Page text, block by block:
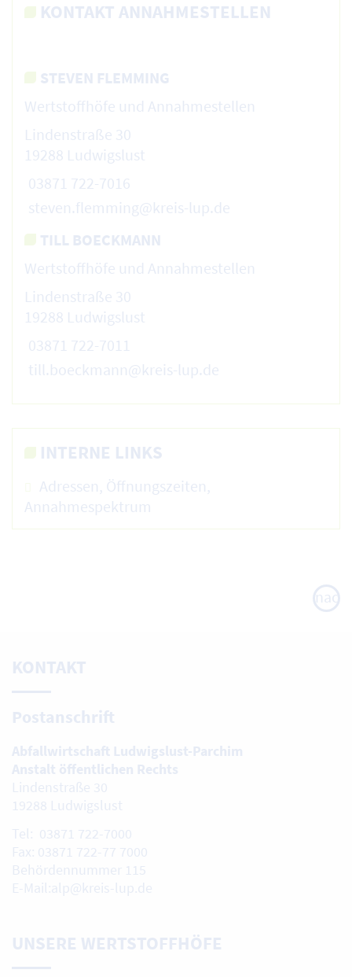
KONTAKT ANNAHMESTELLEN
STEVEN FLEMMING
Wertstoffhöfe und Annahmestellen
Lindenstraße 30
19288 Ludwigslust
03871 722-7016
steven.flemming@kreis-lup.de
TILL BOECKMANN
Wertstoffhöfe und Annahmestellen
Lindenstraße 30
19288 Ludwigslust
03871 722-7011
till.boeckmann@kreis-lup.de
INTERNE LINKS
Adressen, Öffnungszeiten,
Annahmespektrum
nach
oben
KONTAKT
Postanschrift
Abfallwirtschaft Ludwigslust-Parchim
Anstalt öffentlichen Rechts
Lindenstraße 30
19288 Ludwigslust
Tel: 03871 722-7000
Fax: 03871 722-77 7000
Behördennummer 115
E-Mail:alp@kreis-lup.de
UNSERE WERTSTOFFHÖFE